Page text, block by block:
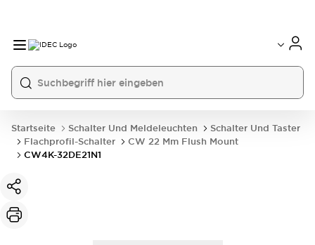
Startseite Schalter Und Meldeleuchten
Schalter Und Taster
Flachprofil-Schalter
CW 22 Mm Flush Mount
CW4K-32DE21N1